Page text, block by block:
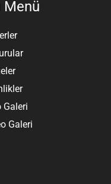
Menü
Galeri
Galeri